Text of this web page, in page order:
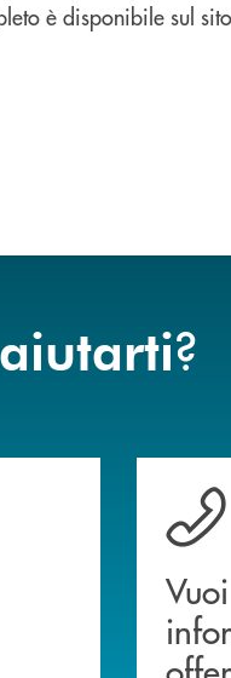
è disponibile sul sito
aiutarti?
Vuoi